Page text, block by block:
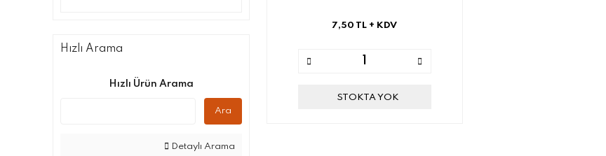
Hızlı Arama
Hızlı Ürün Arama
Ara
Detaylı Arama
7,50 TL + KDV
STOKTA YOK